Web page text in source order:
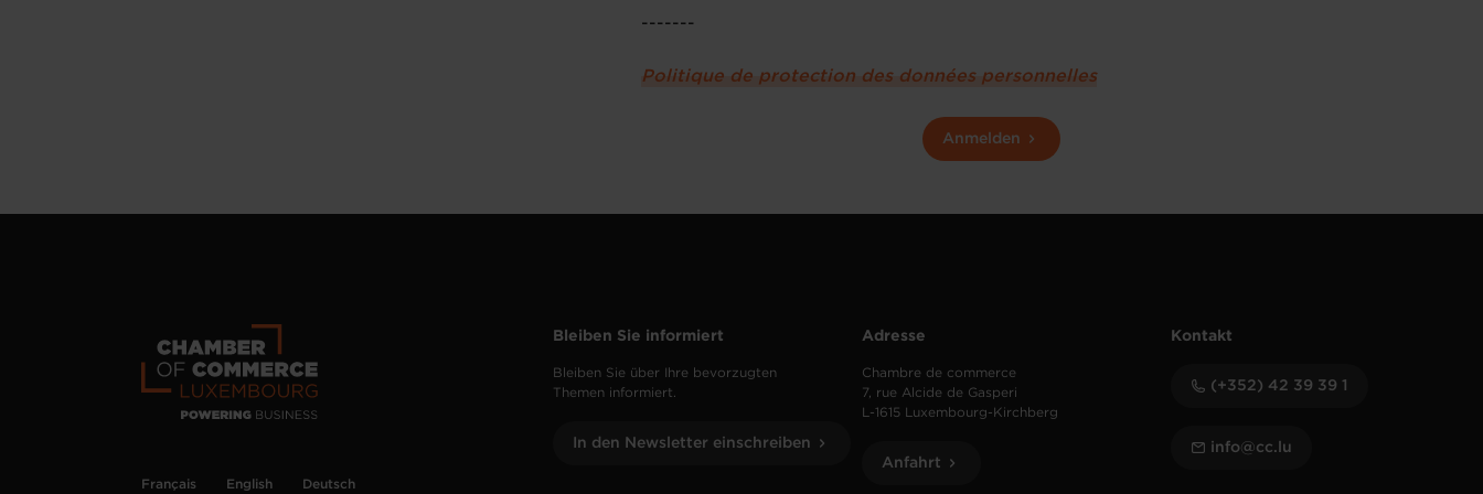
-------
Politique de protection des données personnelles
Anmelden
Français English Deutsch
Bleiben Sie informiert
Bleiben Sie über Ihre bevorzugten
Themen informiert.
In den Newsletter einschreiben
Adresse
Chambre de commerce
7, rue Alcide de Gasperi
L-1615 Luxembourg-Kirchberg
Anfahrt
Kontakt
(+352) 42 39 39 1
info@cc.lu